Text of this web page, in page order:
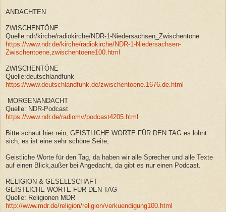
ANDACHTEN
ZWISCHENTÖNE
Quelle:ndr/kirche/radiokirche/NDR-1-Niedersachsen_Zwischentöne
https://www.ndr.de/kirche/radiokirche/NDR-1-Niedersachsen-
Zwischentoene,zwischentoene100.html
ZWISCHENTÖNE
Quelle:deutschlandfunk
https://www.deutschlandfunk.de/zwischentoene.1676.de.html
MORGENANDACHT
Quelle: NDR-Podcast
https://www.ndr.de/radiomv/podcast4205.html
Bitte schaut hier rein, GEISTLICHE WORTE FÜR DEN TAG es lohnt
sich, es ist eine sehr schöne Seite,
Geistliche Worte für den Tag, da haben wir alle Sprecher und alle Texte
auf einen Blick,außer bei Angedacht, da gibt es nur einen Podcast.
RELIGION & GESELLSCHAFT
GEISTLICHE WORTE FÜR DEN TAG
Quelle: Religionen MDR
http://www.mdr.de/religion/religion/verkuendigung100.html